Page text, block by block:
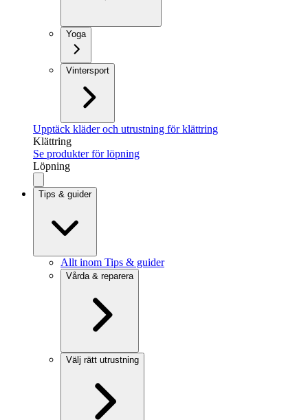
Yoga
Vintersport
Upptäck kläder och utrustning för klättring
Klättring
Se produkter för löpning
Löpning
Tips & guider
Allt inom Tips & guider
Vårda & reparera
Välj rätt utrustning